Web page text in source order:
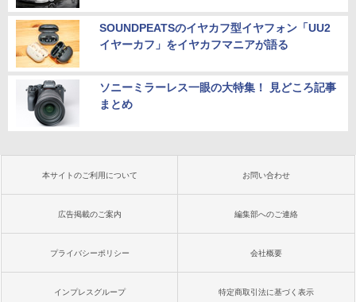
SOUNDPEATSのイヤカフ型イヤフォン「UU2
イヤーカフ」をイヤカフマニアが語る
ソニーミラーレス一眼の大特集！ 見どころ記事
まとめ
本サイトのご利用について お問い合わせ
広告掲載のご案内 編集部へのご連絡
プライバシーポリシー 会社概要
インプレスグループ 特定商取引法に基づく表示